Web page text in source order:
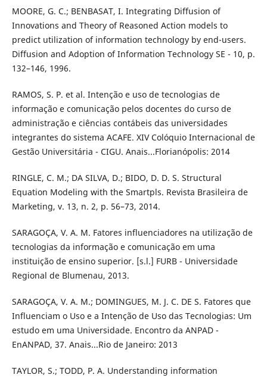
MOORE, G. C.; BENBASAT, I. Integrating Diffusion of
Innovations and Theory of Reasoned Action models to
predict utilization of information technology by end-users.
Diffusion and Adoption of Information Technology SE - 10, p.
132–146, 1996.
RAMOS, S. P. et al. Intenção e uso de tecnologias de
informação e comunicação pelos docentes do curso de
administração e ciências contábeis das universidades
integrantes do sistema ACAFE. XIV Colóquio Internacional de
Gestão Universitária - CIGU. Anais...Florianópolis: 2014
RINGLE, C. M.; DA SILVA, D.; BIDO, D. D. S. Structural
Equation Modeling with the Smartpls. Revista Brasileira de
Marketing, v. 13, n. 2, p. 56–73, 2014.
SARAGOÇA, V. A. M. Fatores influenciadores na utilização de
tecnologias da informação e comunicação em uma
instituição de ensino superior. [s.l.] FURB - Universidade
Regional de Blumenau, 2013.
SARAGOÇA, V. A. M.; DOMINGUES, M. J. C. DE S. Fatores que
Influenciam o Uso e a Intenção de Uso das Tecnologias: Um
estudo em uma Universidade. Encontro da ANPAD -
EnANPAD, 37. Anais...Rio de Janeiro: 2013
TAYLOR, S.; TODD, P. A. Understanding information